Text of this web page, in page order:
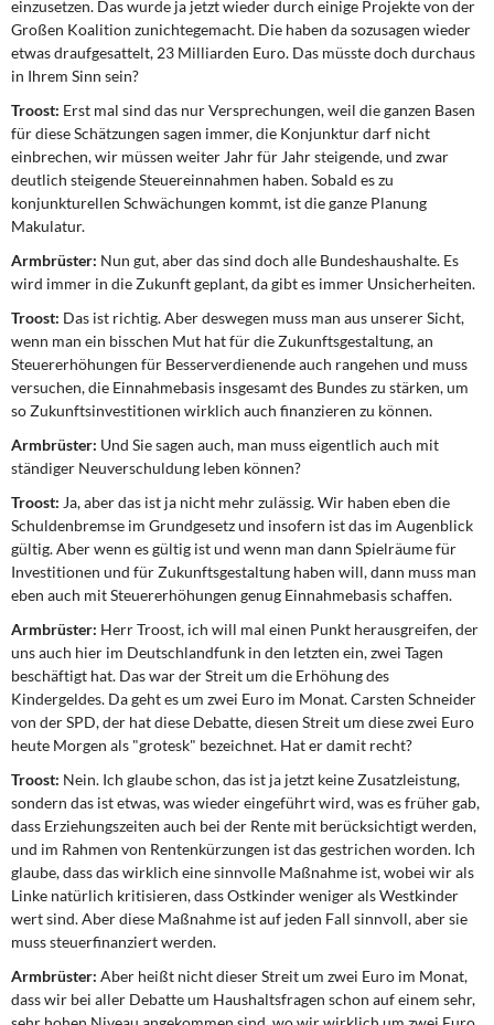
einzusetzen. Das wurde ja jetzt wieder durch einige Projekte von der
Großen Koalition zunichtegemacht. Die haben da sozusagen wieder
etwas draufgesattelt, 23 Milliarden Euro. Das müsste doch durchaus
in Ihrem Sinn sein?
Troost: Erst mal sind das nur Versprechungen, weil die ganzen Basen
für diese Schätzungen sagen immer, die Konjunktur darf nicht
einbrechen, wir müssen weiter Jahr für Jahr steigende, und zwar
deutlich steigende Steuereinnahmen haben. Sobald es zu
konjunkturellen Schwächungen kommt, ist die ganze Planung
Makulatur.
Armbrüster: Nun gut, aber das sind doch alle Bundeshaushalte. Es
wird immer in die Zukunft geplant, da gibt es immer Unsicherheiten.
Troost: Das ist richtig. Aber deswegen muss man aus unserer Sicht,
wenn man ein bisschen Mut hat für die Zukunftsgestaltung, an
Steuererhöhungen für Besserverdienende auch rangehen und muss
versuchen, die Einnahmebasis insgesamt des Bundes zu stärken, um
so Zukunftsinvestitionen wirklich auch finanzieren zu können.
Armbrüster: Und Sie sagen auch, man muss eigentlich auch mit
ständiger Neuverschuldung leben können?
Troost: Ja, aber das ist ja nicht mehr zulässig. Wir haben eben die
Schuldenbremse im Grundgesetz und insofern ist das im Augenblick
gültig. Aber wenn es gültig ist und wenn man dann Spielräume für
Investitionen und für Zukunftsgestaltung haben will, dann muss man
eben auch mit Steuererhöhungen genug Einnahmebasis schaffen.
Armbrüster: Herr Troost, ich will mal einen Punkt herausgreifen, der
uns auch hier im Deutschlandfunk in den letzten ein, zwei Tagen
beschäftigt hat. Das war der Streit um die Erhöhung des
Kindergeldes. Da geht es um zwei Euro im Monat. Carsten Schneider
von der SPD, der hat diese Debatte, diesen Streit um diese zwei Euro
heute Morgen als "grotesk" bezeichnet. Hat er damit recht?
Troost: Nein. Ich glaube schon, das ist ja jetzt keine Zusatzleistung,
sondern das ist etwas, was wieder eingeführt wird, was es früher gab,
dass Erziehungszeiten auch bei der Rente mit berücksichtigt werden,
und im Rahmen von Rentenkürzungen ist das gestrichen worden. Ich
glaube, dass das wirklich eine sinnvolle Maßnahme ist, wobei wir als
Linke natürlich kritisieren, dass Ostkinder weniger als Westkinder
wert sind. Aber diese Maßnahme ist auf jeden Fall sinnvoll, aber sie
muss steuerfinanziert werden.
Armbrüster: Aber heißt nicht dieser Streit um zwei Euro im Monat,
dass wir bei aller Debatte um Haushaltsfragen schon auf einem sehr,